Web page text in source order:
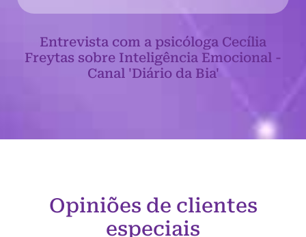
Entrevista com a psicóloga Cecília
Freytas sobre Inteligência Emocional -
Canal 'Diário da Bia'
Opiniões de clientes
especiais